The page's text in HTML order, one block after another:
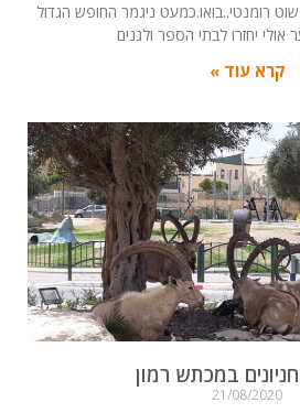
רומנטי..בואו.כמעט ניגמר החופש הגדול
אולי יחזרו לבתי הספר ולגנים
קרא עוד »
במכתש רמון
21/08/2020